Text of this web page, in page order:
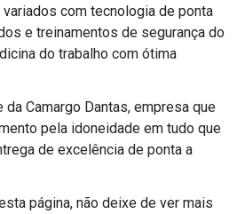
com tecnologia de ponta
e treinamentos de segurança do
do trabalho com ótima
Camargo Dantas, empresa que
pela idoneidade em tudo que
de excelência de ponta a
página, não deixe de ver mais